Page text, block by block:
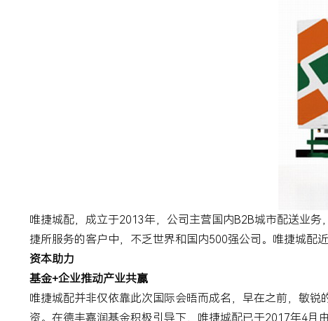
唯捷城配，成立于2013年，公司主营国内B2B城市配送业务
捷所服务的客户中，不乏世界和国内500强公司。唯捷城配
资本助力
基金+企业推动产业共赢
唯捷城配并非仅依靠此次国际会晤而成名，早在之前，敏
资。在德丰嘉润基金积极引导下，唯捷城配已于2017年4月